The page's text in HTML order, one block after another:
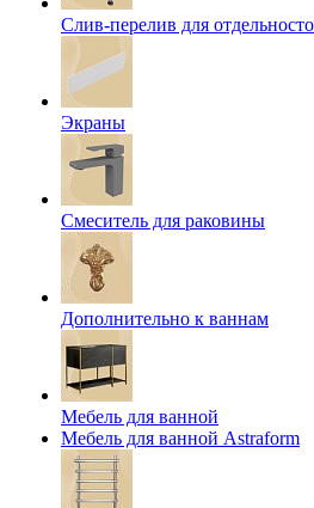
Слив-перелив для
Экраны
Смеситель для раковины
Дополнительно к ваннам
Мебель для ванной
Мебель для ванной Astraform